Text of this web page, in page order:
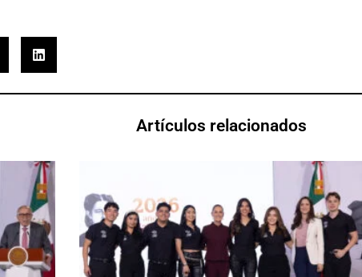
Artículos relacionados